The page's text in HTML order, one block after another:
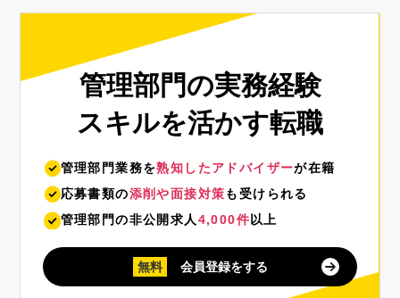
管理部門の実務経験
スキルを活かす転職
管理部門業務を熟知したアドバイザーが在籍
応募書類の添削や面接対策も受けられる
管理部門の非公開求人4,000件以上
無料 会員登録をする